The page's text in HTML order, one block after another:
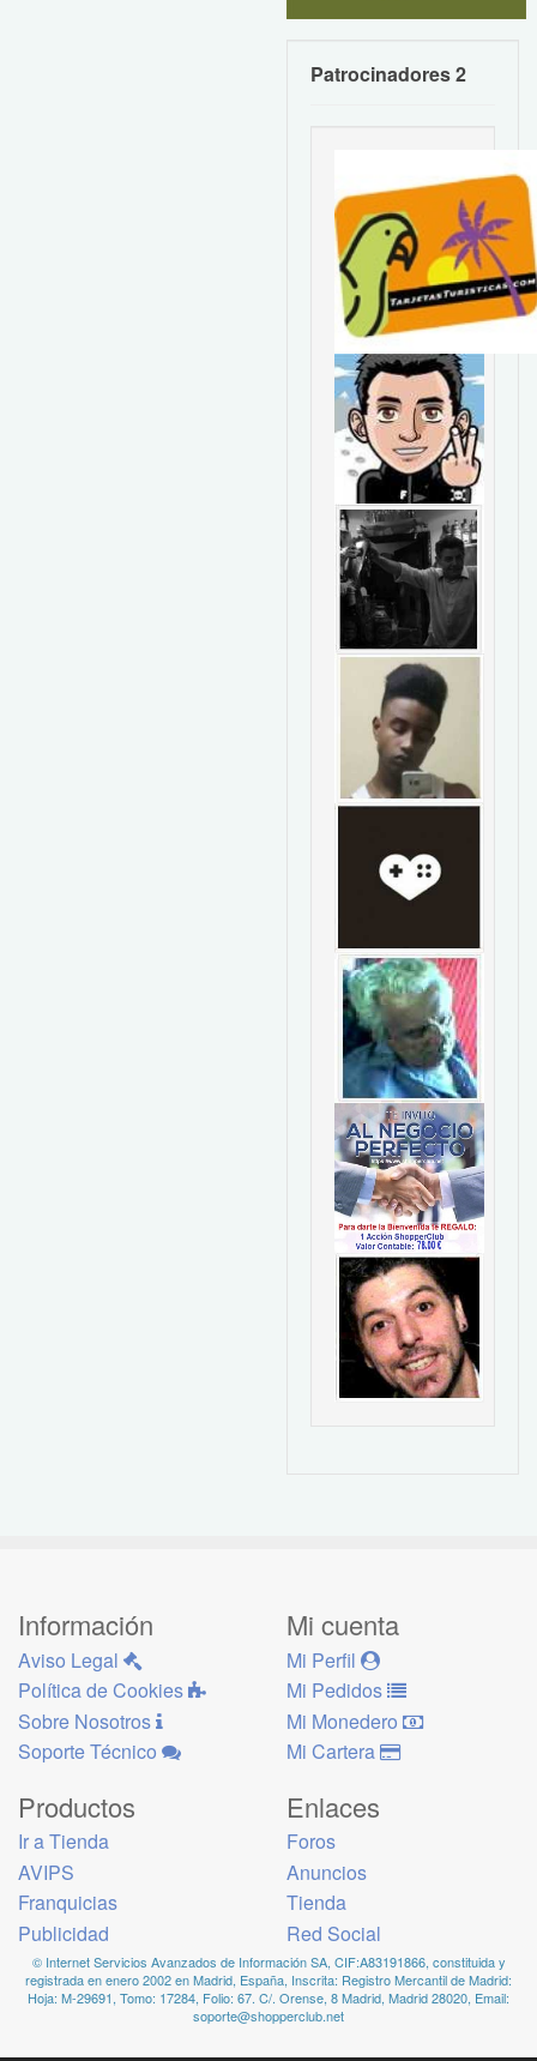
Patrocinadores 2
Información
Aviso Legal
Política de Cookies
Sobre Nosotros
Soporte Técnico
Mi cuenta
Mi Perfil
Mi Pedidos
Mi Monedero
Mi Cartera
Productos
Ir a Tienda
AVIPS
Franquicias
Publicidad
Enlaces
Foros
Anuncios
Tienda
Red Social
© Internet Servicios Avanzados de Información SA, CIF:A83191866, constituida y
registrada en enero 2002 en Madrid, España, Inscrita: Registro Mercantil de Madrid:
Hoja: M-29691, Tomo: 17284, Folio: 67. C/. Orense, 8 Madrid, Madrid 28020, Email:
soporte@shopperclub.net